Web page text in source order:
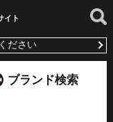
イト
ださい
ブランド検索